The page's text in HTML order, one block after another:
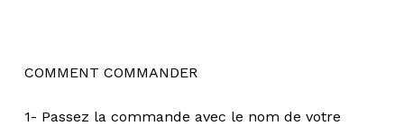
COMMENT COMMANDER
1- Passez la commande avec le nom de votre